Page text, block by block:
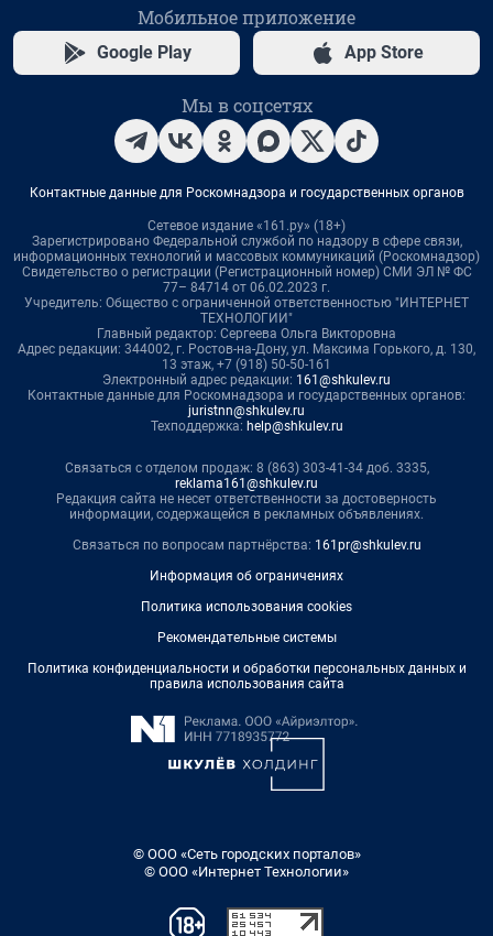
Мобильное приложение
Google Play App Store
Мы в соцсетях
Контактные данные для Роскомнадзора и государственных органов
Сетевое издание «161.ру» (18+)
Зарегистрировано Федеральной службой по надзору в сфере связи,
информационных технологий и массовых коммуникаций (Роскомнадзор)
Свидетельство о регистрации (Регистрационный номер) СМИ ЭЛ № ФС
77– 84714 от 06.02.2023 г.
Учредитель: Общество с ограниченной ответственностью "ИНТЕРНЕТ
ТЕХНОЛОГИИ"
Главный редактор: Сергеева Ольга Викторовна
Адрес редакции: 344002, г. Ростов-на-Дону, ул. Максима Горького, д. 130,
13 этаж, +7 (918) 50-50-161
Электронный адрес редакции: 161@shkulev.ru
Контактные данные для Роскомнадзора и государственных органов:
juristnn@shkulev.ru
Техподдержка: help@shkulev.ru
Связаться с отделом продаж: 8 (863) 303-41-34 доб. 3335,
reklama161@shkulev.ru
Редакция сайта не несет ответственности за достоверность
информации, содержащейся в рекламных объявлениях.
Связаться по вопросам партнёрства: 161pr@shkulev.ru
Информация об ограничениях
Политика использования cookies
Рекомендательные системы
Политика конфиденциальности и обработки персональных данных и
правила использования сайта
© ООО «Сеть городских порталов»
© ООО «Интернет Технологии»